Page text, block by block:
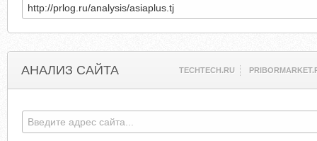
АНАЛИЗ САЙТА TECHTECH.RU